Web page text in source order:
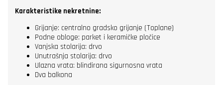
Karakteristike nekretnine:
Grijanje: centralno gradsko grijanje (Toplane)
Podne obloge: parket i keramičke pločice
Vanjska stolarija: drvo
Unutrašnja stolarija: drvo
Ulazna vrata: blindirana sigurnosna vrata
Dva balkona